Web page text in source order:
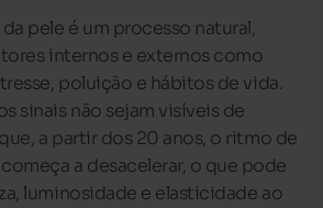
pele é um processo natural,
internos e externos como
poluição e hábitos de vida.
sinais não sejam visíveis de
a partir dos 20 anos, o ritmo de
a desacelerar, o que pode
luminosidade e elasticidade ao